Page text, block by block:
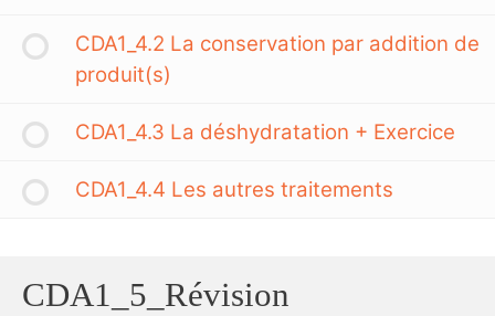
CDA1_4.2 La conservation par addition de
produit(s)
CDA1_4.3 La déshydratation + Exercice
CDA1_4.4 Les autres traitements
CDA1_5_Révision